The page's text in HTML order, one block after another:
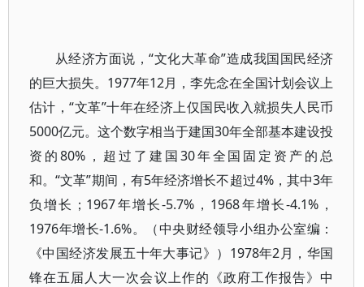
从经济方面说，“文化大革命”造成我国国民经济
的巨大损失。1977年12月，李先念在全国计划会议上
估计，“文革”十年在经济上仅国民收入就损失人民币
5000亿元。这个数字相当于建国30年全部基本建设投
资的80%，超过了建国30年全国固定资产的总
和。“文革”期间，有5年经济增长不超过4%，其中3年
负增长；1967年增长-5.7%，1968年增长-4.1%，
1976年增长-1.6%。（中央财经领导小组办公室编：
《中国经济发展五十年大事记》）1978年2月，华国
锋在五届人大一次会议上作的《政府工作报告》中